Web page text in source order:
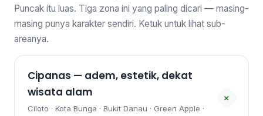
Puncak itu luas. Tiga zona ini yang paling dicari — masing-
masing punya karakter sendiri. Ketuk untuk lihat sub-
areanya.
Cipanas — adem, estetik, dekat
wisata alam
Ciloto · Kota Bunga · Bukit Danau · Green Apple ·
+